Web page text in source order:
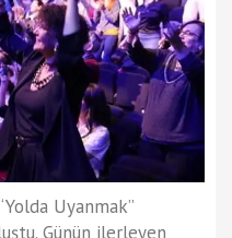
Uyanmak”
Günün ilerleyen